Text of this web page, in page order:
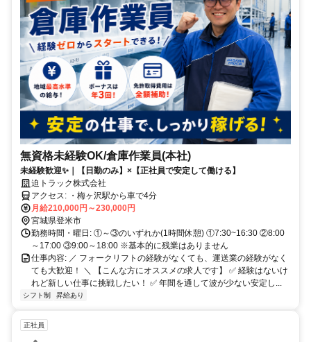
無資格未経験OK/倉庫作業員(本社)
未経験歓迎✨｜【日勤のみ】×【正社員で安定して働ける】
迫トラック株式会社
アクセス: ・梅ヶ沢駅から車で4分
月給210,000円～230,000円
宮城県登米市
勤務時間・曜日: ①～③のいずれか(1時間休憩) ①7:30~16:30 ②8:00
～17:00 ③9:00～18:00 ※基本的に残業はありません
仕事内容: ／ フォークリフトの経験がなくても、運送業の経験がなく
ても大歓迎！ ＼ 【こんな方にオススメの求人です】 ✅ 経験はないけ
れど新しい仕事に挑戦したい！ ✅ 年間を通して波が少ない安定し...
シフト制 昇給あり
正社員